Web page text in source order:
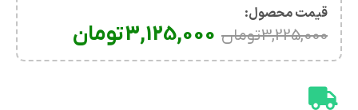
قیمت محصول:​
3,225,000تومان 3,125,000تومان